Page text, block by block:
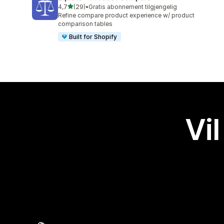
4,7av 5 stjerner
(29)
Totalt 29 omtaler
•Gratis abonnement tilgjengelig
Refine compare product experience w/ product
comparison tables
Built for Shopify